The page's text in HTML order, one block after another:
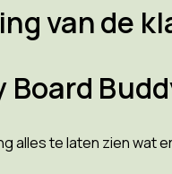
van de
Board
alles te laten zien wat